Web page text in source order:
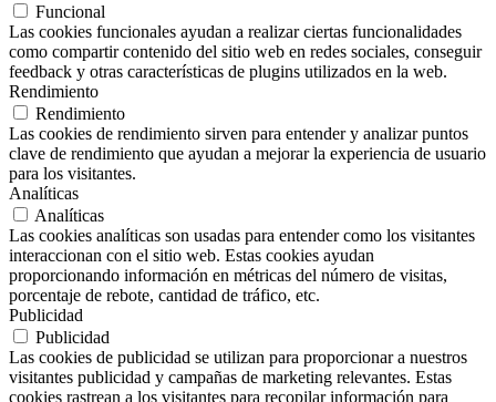
Funcional
Las cookies funcionales ayudan a realizar ciertas funcionalidades
como compartir contenido del sitio web en redes sociales, conseguir
feedback y otras características de plugins utilizados en la web.
Rendimiento
Rendimiento
Las cookies de rendimiento sirven para entender y analizar puntos
clave de rendimiento que ayudan a mejorar la experiencia de usuario
para los visitantes.
Analíticas
Analíticas
Las cookies analíticas son usadas para entender como los visitantes
interaccionan con el sitio web. Estas cookies ayudan
proporcionando información en métricas del número de visitas,
porcentaje de rebote, cantidad de tráfico, etc.
Publicidad
Publicidad
Las cookies de publicidad se utilizan para proporcionar a nuestros
visitantes publicidad y campañas de marketing relevantes. Estas
cookies rastrean a los visitantes para recopilar información para